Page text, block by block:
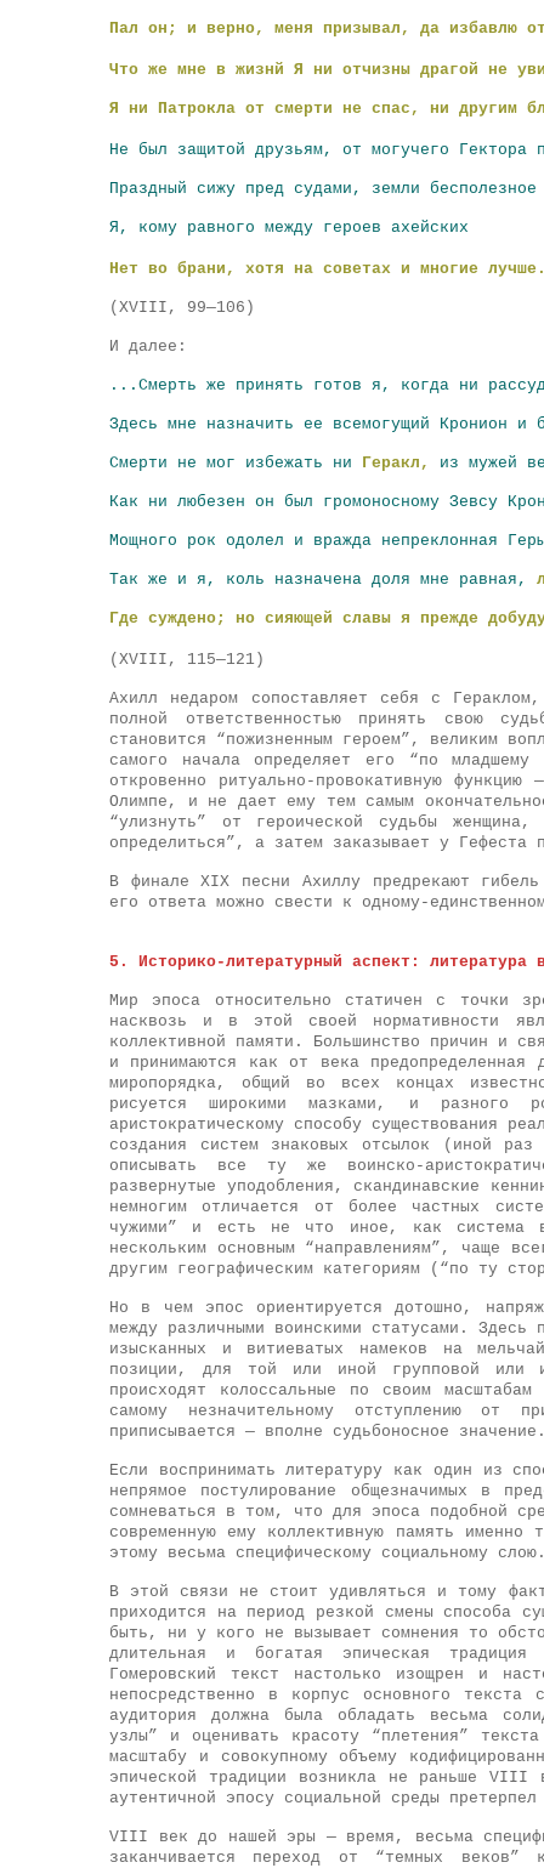
Пал он ; и верно, меня призывал, да избавлю
Что же мне в жизнй Я ни отчизны драгой не
Я ни Патрокла от смерти не спас , ни другим
Не был защитой друзьям, от могучего Гектора
Праздный сижу пред судами, земли
Я, кому равного между героев ахейских
Нет во брани, хотя на советах и многие
(XVIII, 99—106)
И далее:
...Смерть же принять готов я, когда ни
Здесь мне назначить ее всемогущий Кронион и
Смерти не мог избежать ни Геракл, из мужей
Как ни любезен он был громоносному Зевсу
Мощного рок одолел и вражда непреклонная
Так же и я, коль назначена доля мне равная,
Где суждено; но сияющей славы я прежде
(XVIII, 115—121)
Ахилл недаром сопоставляет себя с
полной ответственностью принять свою
становится “пожизненным героем”, великим
самого начала определяет его “по
откровенно ритуально-провокативную
Олимпе, и не дает ему тем самым
“улизнуть” от героической судьбы
определиться”, а затем заказывает у Гефеста
В финале XIX песни Ахиллу предрекают
его ответа можно свести к одному-
5. Историко-литературный аспект: литература
Мир эпоса относительно статичен с точки
насквозь и в этой своей нормативности
коллективной памяти. Большинство причин и
и принимаются как от века предопределенная
миропорядка, общий во всех концах
рисуется широкими мазками, и разного
аристократическому способу существования
создания систем знаковых отсылок (иной
описывать все ту же воинско-
развернутые уподобления, скандинавские
немногим отличается от более частных
чужими” и есть не что иное, как система
нескольким основным “направлениям”, чаще
другим географическим категориям (“по ту
Но в чем эпос ориентируется дотошно,
между различными воинскими статусами.
изысканных и витиеватых намеков на
позиции, для той или иной групповой или
происходят колоссальные по своим
самому незначительному отступлению от
приписывается — вполне судьбоносное
Если воспринимать литературу как один из
непрямое постулирование общезначимых в
сомневаться в том, что для эпоса подобной
современную ему коллективную память
этому весьма специфическому социальному
В этой связи не стоит удивляться и тому
приходится на период резкой смены способа
быть, ни у кого не вызывает сомнения то
длительная и богатая эпическая
Гомеровский текст настолько изощрен и
непосредственно в корпус основного
аудитория должна была обладать весьма
узлы” и оценивать красоту “плетения”
масштабу и совокупному объему
эпической традиции возникла не раньше VIII
аутентичной эпосу социальной среды
VIII век до нашей эры — время, весьма
заканчивается переход от “темных веков”